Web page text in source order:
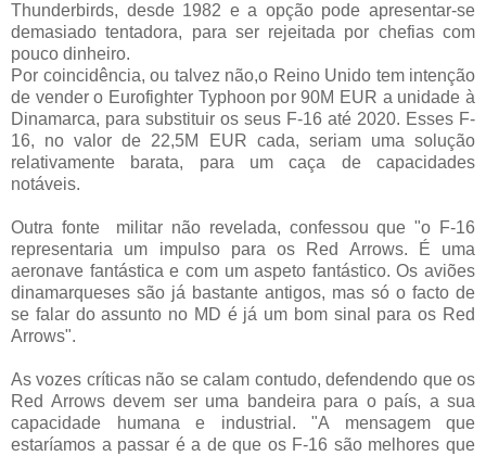
Thunderbirds, desde 1982 e a opção pode apresentar-se
demasiado tentadora, para ser rejeitada por chefias com
pouco dinheiro.
Por coincidência, ou talvez não,o Reino Unido tem intenção
de vender o Eurofighter Typhoon por 90M EUR a unidade à
Dinamarca, para substituir os seus F-16 até 2020. Esses F-
16, no valor de 22,5M EUR cada, seriam uma solução
relativamente barata, para um caça de capacidades
notáveis.
Outra fonte militar não revelada, confessou que "o F-16
representaria um impulso para os Red Arrows. É uma
aeronave fantástica e com um aspeto fantástico. Os aviões
dinamarqueses são já bastante antigos, mas só o facto de
se falar do assunto no MD é já um bom sinal para os Red
Arrows".
As vozes críticas não se calam contudo, defendendo que os
Red Arrows devem ser uma bandeira para o país, a sua
capacidade humana e industrial. "A mensagem que
estaríamos a passar é a de que os F-16 são melhores que